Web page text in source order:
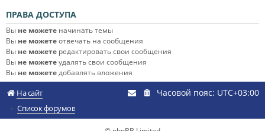
ПРАВА ДОСТУПА
Вы не можете начинать темы
Вы не можетеотвечать на сообщения
Вы не можете редактировать свои сообщения
Вы не можетеудалять свои сообщения
Вы не можетедобавлять вложения
На сайт
Список форумов
Часовой пояс: UTC+03:00